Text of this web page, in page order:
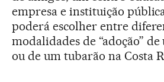
empresa e instituição
poderá escolher entre
modalidades de “adoção”
ou de um tubarão na Costa